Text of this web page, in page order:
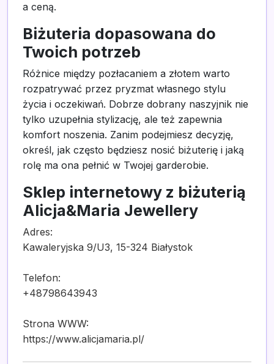
a ceną.
Biżuteria dopasowana do
Twoich potrzeb
Różnice między pozłacaniem a złotem warto
rozpatrywać przez pryzmat własnego stylu
życia i oczekiwań. Dobrze dobrany naszyjnik nie
tylko uzupełnia stylizację, ale też zapewnia
komfort noszenia. Zanim podejmiesz decyzję,
określ, jak często będziesz nosić biżuterię i jaką
rolę ma ona pełnić w Twojej garderobie.
Sklep internetowy z biżuterią
Alicja&Maria Jewellery
Adres:
Kawaleryjska 9/U3, 15-324 Białystok
Telefon:
+48798643943
Strona WWW:
https://www.alicjamaria.pl/